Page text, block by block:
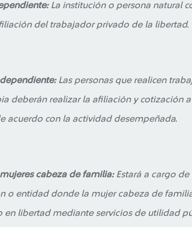
La institución o persona natural
del trabajador privado de la libertad.
Las personas que realicen
deberán realizar la afiliación y cotización
acuerdo con la actividad desempeñada.
cabeza de familia:Estará a cargo de
o entidad donde la mujer cabeza de
en libertad mediante servicios de utilidad